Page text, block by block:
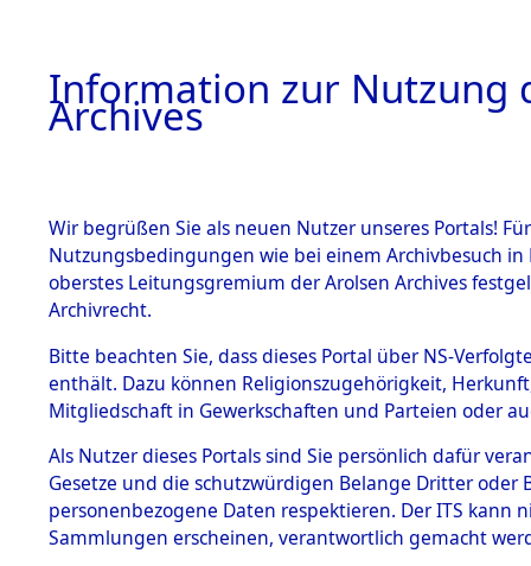
BESTÄNDE
1.
Inhaftierungsdoku
mente
1.2.9 Beim ITS
Effekten
1.2.9.1
Effekten aus
dem KZ
Dachau
0005
Information zur Nutzung
Archives
Wir begrüßen Sie als neuen Nutzer unseres Portals!
Nutzungsbedingungen wie bei einem Archivbesuch
oberstes Leitungsgremium der Arolsen Archives
Archivrecht.
Bitte beachten Sie, dass dieses Portal über NS-
enthält. Dazu können Religionszugehörigkeit,
Mitgliedschaft in Gewerkschaften und Parteien oder
Als Nutzer dieses Portals sind Sie persönlich dafür
Gesetze und die schutzwürdigen Belange Dritter
personenbezogene Daten respektieren. Der ITS
Sammlungen erscheinen, verantwortlich gemacht